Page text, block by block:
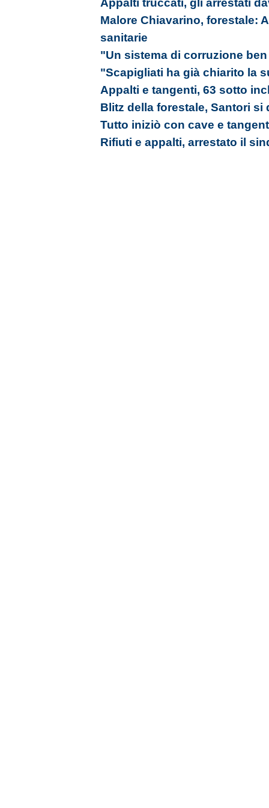
Malore Chiavarino, forestale:
sanitarie
"Un sistema di corruzione
"Scapigliati ha già chiarito la
Appalti e tangenti, 63 sotto
Blitz della forestale, Santori si
Tutto iniziò con cave e
Rifiuti e appalti, arrestato il